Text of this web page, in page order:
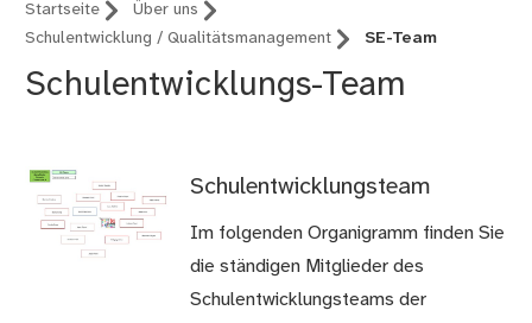
Startseite
Über uns
Schulentwicklung / Qualitätsmanagement
SE-Team
Schulentwicklungs-Team
Schulentwicklungsteam
Im folgenden Organigramm finden Sie
die ständigen Mitglieder des
Schulentwicklungsteams der